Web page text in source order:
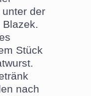
der
Stück
nach